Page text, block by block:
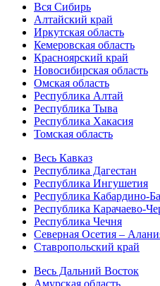
Вся Сибирь
Алтайский край
Иркутская область
Кемеровская область
Красноярский край
Новосибирская область
Омская область
Республика Алтай
Республика Тыва
Республика Хакасия
Томская область
Весь Кавказ
Республика Дагестан
Республика Ингушетия
Республика Кабардино-
Республика Карачаево-
Республика Чечня
Северная Осетия –
Ставропольский край
Весь Дальний Восток
Амурская область